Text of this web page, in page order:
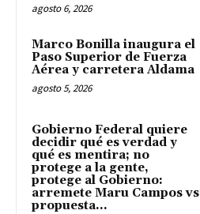
agosto 6, 2026
Marco Bonilla inaugura el
Paso Superior de Fuerza
Aérea y carretera Aldama
agosto 5, 2026
Gobierno Federal quiere
decidir qué es verdad y
qué es mentira; no
protege a la gente,
protege al Gobierno:
arremete Maru Campos vs
propuesta...